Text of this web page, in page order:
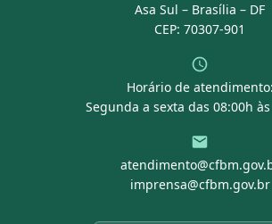
Asa Sul – Brasília – DF
CEP: 70307-901
Horário de atendimento:
Segunda a sexta das 08:00h
imprensa@cfbm.gov.br